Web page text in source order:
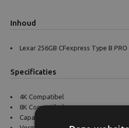
Inhoud
Lexar 256GB CFexpress Type B
Specificaties
4K Compatibel
8K Compatibel
Capaciteit: 256 GB